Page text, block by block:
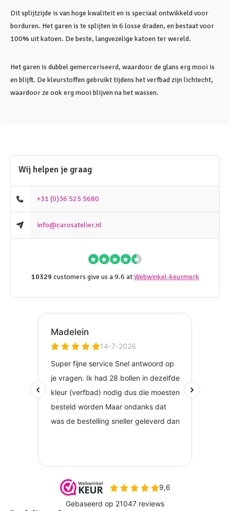
Dit splijtzijde is van hoge kwaliteit en is speciaal ontwikkeld voor
borduren. Het garen is te splijten in 6 losse draden, en bestaat voor
100% uit katoen. De beste, langvezelige katoen ter wereld.
Het garen is dubbel gemerceriseerd, waardoor de glans erg mooi is
en blijft. De kleurstoffen gebruikt tijdens het verfbad zijn lichtecht,
waardoor ze ook erg mooi blijven na het wassen.
Wij helpen je graag
+31 (0)36 525 5680
info@carosatelier.nl
10329 customers give us a 9.6 atWebwinkel-keurmerk